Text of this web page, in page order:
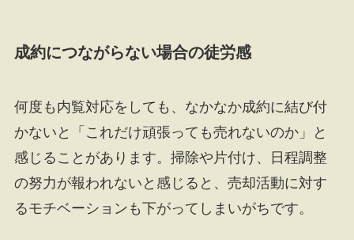
成約につながらない場合の徒労感
何度も内覧対応をしても、なかなか成約に結び付
かないと「これだけ頑張っても売れないのか」と
感じることがあります。掃除や片付け、日程調整
の努力が報われないと感じると、売却活動に対す
るモチベーションも下がってしまいがちです。